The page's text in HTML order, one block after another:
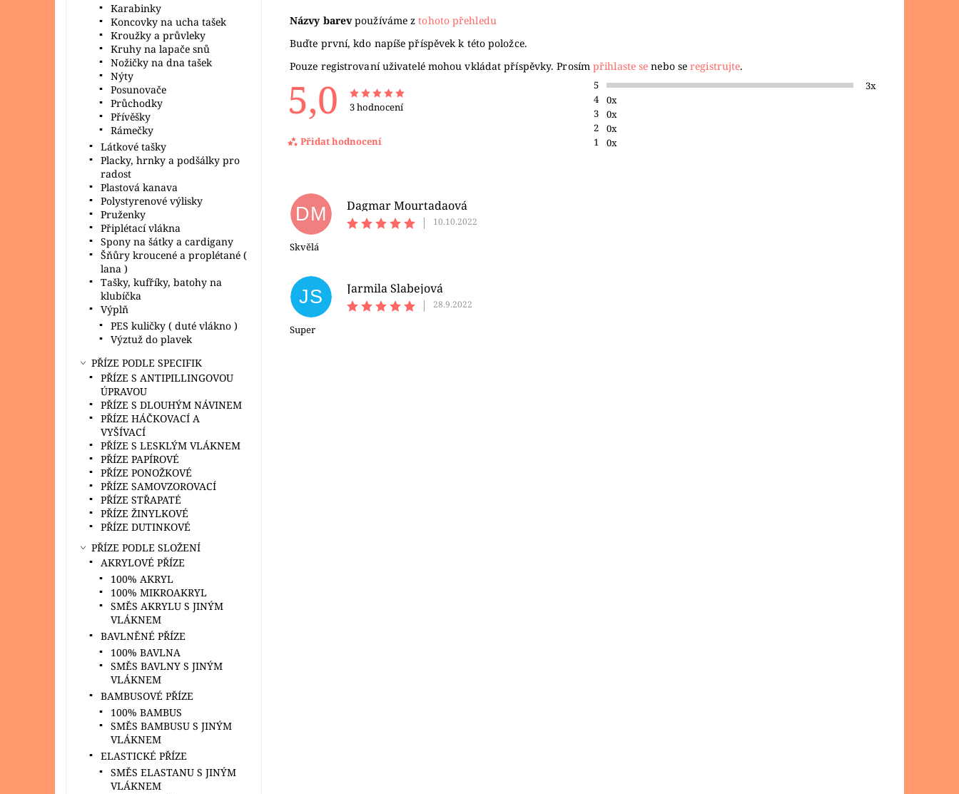
Názvy barev používáme ztohoto přehledu
Buďte první, kdo napíše příspěvek k této položce.
Pouze registrovaní uživatelé mohou vkládat příspěvky. Prosímpřihlaste se nebo seregistrujte.
5,0 3 hodnocení
Přidat hodnocení
5
3x
4
0x
3
0x
2
0x
1
0x
DM
Dagmar Mourtadaová
|
10.10.2022
Skvělá
JS
Jarmila Slabejová
|
28.9.2022
Super
Karabinky
Koncovky na ucha tašek
Kroužky a průvleky
Kruhy na lapače snů
Nožičky na dna tašek
Nýty
Posunovače
Průchodky
Přívěšky
Rámečky
Látkové tašky
Placky, hrnky a podšálky pro
radost
Plastová kanava
Polystyrenové výlisky
Pruženky
Připlétací vlákna
Spony na šátky a cardigany
Šňůry kroucené a proplétané (
lana )
Tašky, kufříky, batohy na
klubíčka
Výplň
PES kuličky ( duté vlákno )
Výztuž do plavek
PŘÍZE PODLE SPECIFIK
PŘÍZE S ANTIPILLINGOVOU
ÚPRAVOU
PŘÍZE S DLOUHÝM NÁVINEM
PŘÍZE HÁČKOVACÍ A
VYŠÍVACÍ
PŘÍZE S LESKLÝM VLÁKNEM
PŘÍZE PAPÍROVÉ
PŘÍZE PONOŽKOVÉ
PŘÍZE SAMOVZOROVACÍ
PŘÍZE STŘAPATÉ
PŘÍZE ŽINYLKOVÉ
PŘÍZE DUTINKOVÉ
PŘÍZE PODLE SLOŽENÍ
AKRYLOVÉ PŘÍZE
100% AKRYL
100% MIKROAKRYL
SMĚS AKRYLU S JINÝM
VLÁKNEM
BAVLNĚNÉ PŘÍZE
100% BAVLNA
SMĚS BAVLNY S JINÝM
VLÁKNEM
BAMBUSOVÉ PŘÍZE
100% BAMBUS
SMĚS BAMBUSU S JINÝM
VLÁKNEM
ELASTICKÉ PŘÍZE
SMĚS ELASTANU S JINÝM
VLÁKNEM